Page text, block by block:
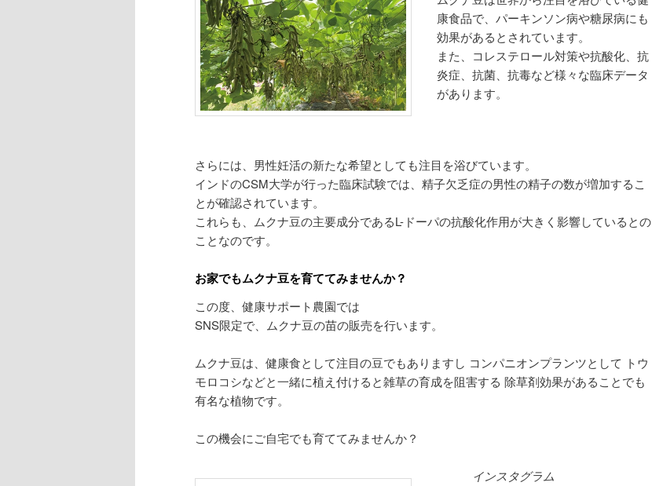
康食品で、パーキンソン病や糖尿病にも
効果があるとされています。
また、コレステロール対策や抗酸化、抗
炎症、抗菌、抗毒など様々な臨床データ
があります。
さらには、男性妊活の新たな希望としても注目を浴びています。
インドのCSM大学が行った臨床試験では、精子欠乏症の男性の精子の数が増加するこ
とが確認されています。
これらも、ムクナ豆の主要成分であるL-ドーパの抗酸化作用が大きく影響しているとの
ことなのです。
お家でもムクナ豆を育ててみませんか？
この度、健康サポート農園では
SNS限定で、ムクナ豆の苗の販売を行います。
ムクナ豆は、健康食として注目の豆でもありますし コンパニオンプランツとして トウ
モロコシなどと一緒に植え付けると雑草の育成を阻害する 除草剤効果があることでも
有名な植物です。
この機会にご自宅でも育ててみませんか？
インスタグラム